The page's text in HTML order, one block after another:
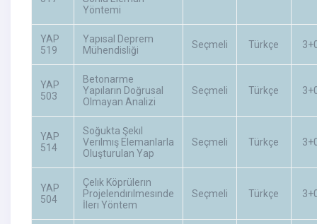
Yöntemi
YAP
519
Yapısal Deprem
Mühendisliği
Seçmeli Türkçe
YAP
503
Betonarme
Yapıların Doğrusal
Olmayan Analizi
Seçmeli Türkçe
YAP
514
Soğukta Şekıl
Verılmış Elemanlarla
Oluşturulan Yap
Seçmeli Türkçe
YAP
504
Çelık Köprülerın
Projelendırılmesınde
İlerı Yöntem
Seçmeli Türkçe